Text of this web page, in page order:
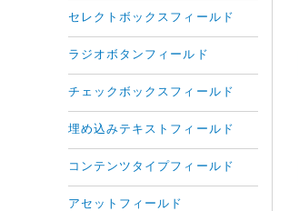
セレクトボックスフィールド
ラジオボタンフィールド
チェックボックスフィールド
埋め込みテキストフィールド
コンテンツタイプフィールド
アセットフィールド